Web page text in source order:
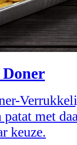
met
keuze.